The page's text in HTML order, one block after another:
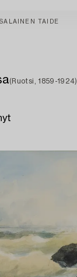
TAIDE
(Ruotsi, 1859-1924)